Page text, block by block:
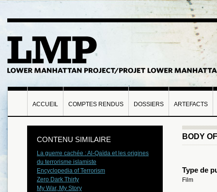
ACCUEIL COMPTES RENDUS DOSSIERS ARTEFACTS
BODY
Type de
Film
CONTENU SIMILAIRE
La guerre cachée : Al-Qaïda et les origines
du terrorisme islamiste
Encyclopedia of Terrorism
Zero Dark Thirty
My War, My Story